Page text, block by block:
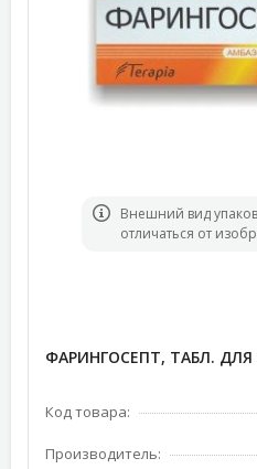
Bнешний вид
отличаться от
ФАРИНГОСЕПТ, ТАБЛ.
Код товара:
Производитель: